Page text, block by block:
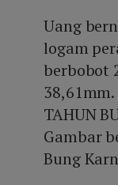
Uang
logam
berbobot
TAHUN
Gambar
Bung